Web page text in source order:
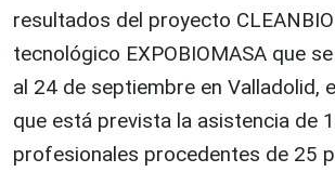
resultados del proyecto
tecnológico EXPOBIOMASA que
al 24 de septiembre en Valladolid,
que está prevista la asistencia de
profesionales procedentes de 25